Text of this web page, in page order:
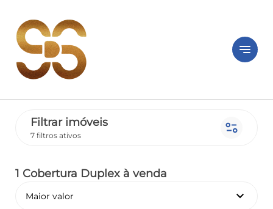
notes
Filtrar imóveis
7 filtros ativos page_info
1 Cobertura Duplex à venda
Maior valor keyboard_arrow_down